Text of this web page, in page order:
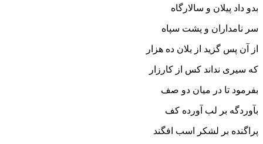
بدو داد پیلان و سالارگاه
سر نامداران و پشت سپاه‏
از آن پس گزید از یلان ده هزار
که سیرى نداند کس از کارزار
بفرمود تا در میان دو صف
بآوردگه بر لب آورده کف‏
پراگنده بر لشکر اسب افگند